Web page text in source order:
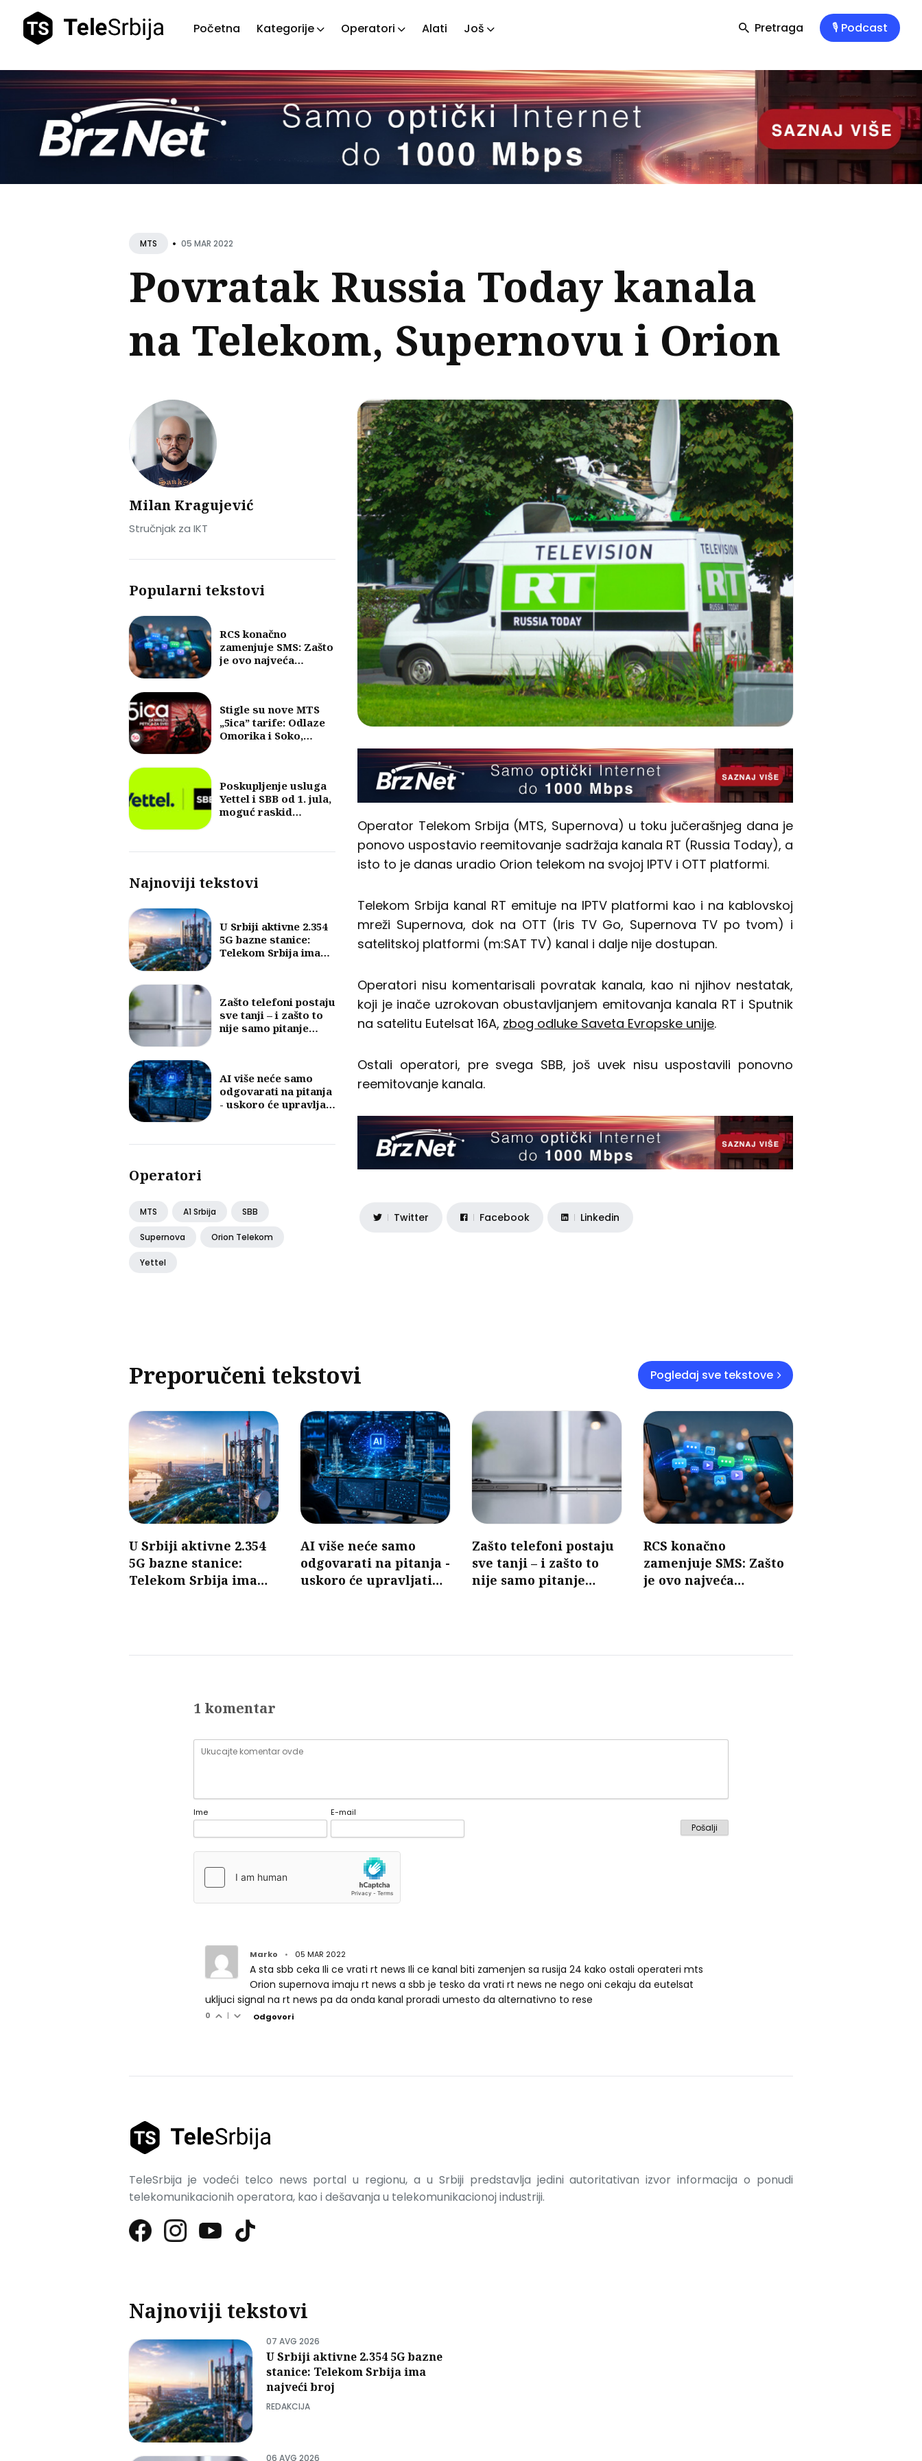
Početna Kategorije Operatori Alati Još Pretraga 🎙️ Podcast
Pretražite
tekstove
MTS • 05 MAR 2022
Povratak Russia Today kanala
na Telekom, Supernovu i Orion
Milan Kragujević
Stručnjak za IKT
Popularni tekstovi
RCS konačno
zamenjuje SMS: Zašto
je ovo najveća
Stigle su nove MTS
„5ica” tarife: Odlaze
Omorika i Soko,
Poskupljenje usluga
Yettel i SBB od 1. jula,
moguć raskid
Najnoviji tekstovi
U Srbiji aktivne 2.354
5G bazne stanice:
Telekom Srbija ima
Zašto telefoni postaju
sve tanji – i zašto to
nije samo pitanje
AI više neće samo
odgovarati na pitanja
- uskoro će upravljati
Operatori
MTS A1 Srbija SBB
Supernova Orion Telekom
Yettel
Operator Telekom Srbija (MTS, Supernova) u toku jučerašnjeg dana je
ponovo uspostavio reemitovanje sadržaja kanala RT (Russia Today), a
isto to je danas uradio Orion telekom na svojoj IPTV i OTT platformi.
Telekom Srbija kanal RT emituje na IPTV platformi kao i na kablovskoj
mreži Supernova, dok na OTT (Iris TV Go, Supernova TV po tvom) i
satelitskoj platformi (m:SAT TV) kanal i dalje nije dostupan.
Operatori nisu komentarisali povratak kanala, kao ni njihov nestatak,
koji je inače uzrokovan obustavljanjem emitovanja kanala RT i Sputnik
na satelitu Eutelsat 16A, zbog odluke Saveta Evropske unije.
Ostali operatori, pre svega SBB, još uvek nisu uspostavili ponovno
reemitovanje kanala.
Twitter Facebook Linkedin
Preporučeni tekstovi Pogledaj sve tekstove
U Srbiji aktivne 2.354
5G bazne stanice:
Telekom Srbija ima
AI više neće samo
odgovarati na pitanja -
uskoro će upravljati
Zašto telefoni postaju
sve tanji – i zašto to
nije samo pitanje
RCS konačno
zamenjuje SMS: Zašto
je ovo najveća
1 komentar
Ime E-mail
Marko • 05 MAR 2022
A sta sbb ceka Ili ce vrati rt news Ili ce kanal biti zamenjen sa rusija 24 kako ostali operateri mts
Orion supernova imaju rt news a sbb je tesko da vrati rt news ne nego oni cekaju da eutelsat
ukljuci signal na rt news pa da onda kanal proradi umesto da alternativno to rese
0 | Odgovori
TeleSrbija je vodeći telco news portal u regionu, a u Srbiji predstavlja jedini autoritativan izvor informacija o ponudi
telekomunikacionih operatora, kao i dešavanja u telekomunikacionoj industriji.
Najnoviji tekstovi
07 AVG 2026
U Srbiji aktivne 2.354 5G bazne
stanice: Telekom Srbija ima
najveći broj
REDAKCIJA
06 AVG 2026